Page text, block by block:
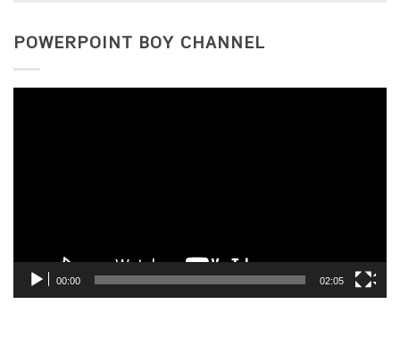
POWERPOINT BOY CHANNEL
00:00 02:05